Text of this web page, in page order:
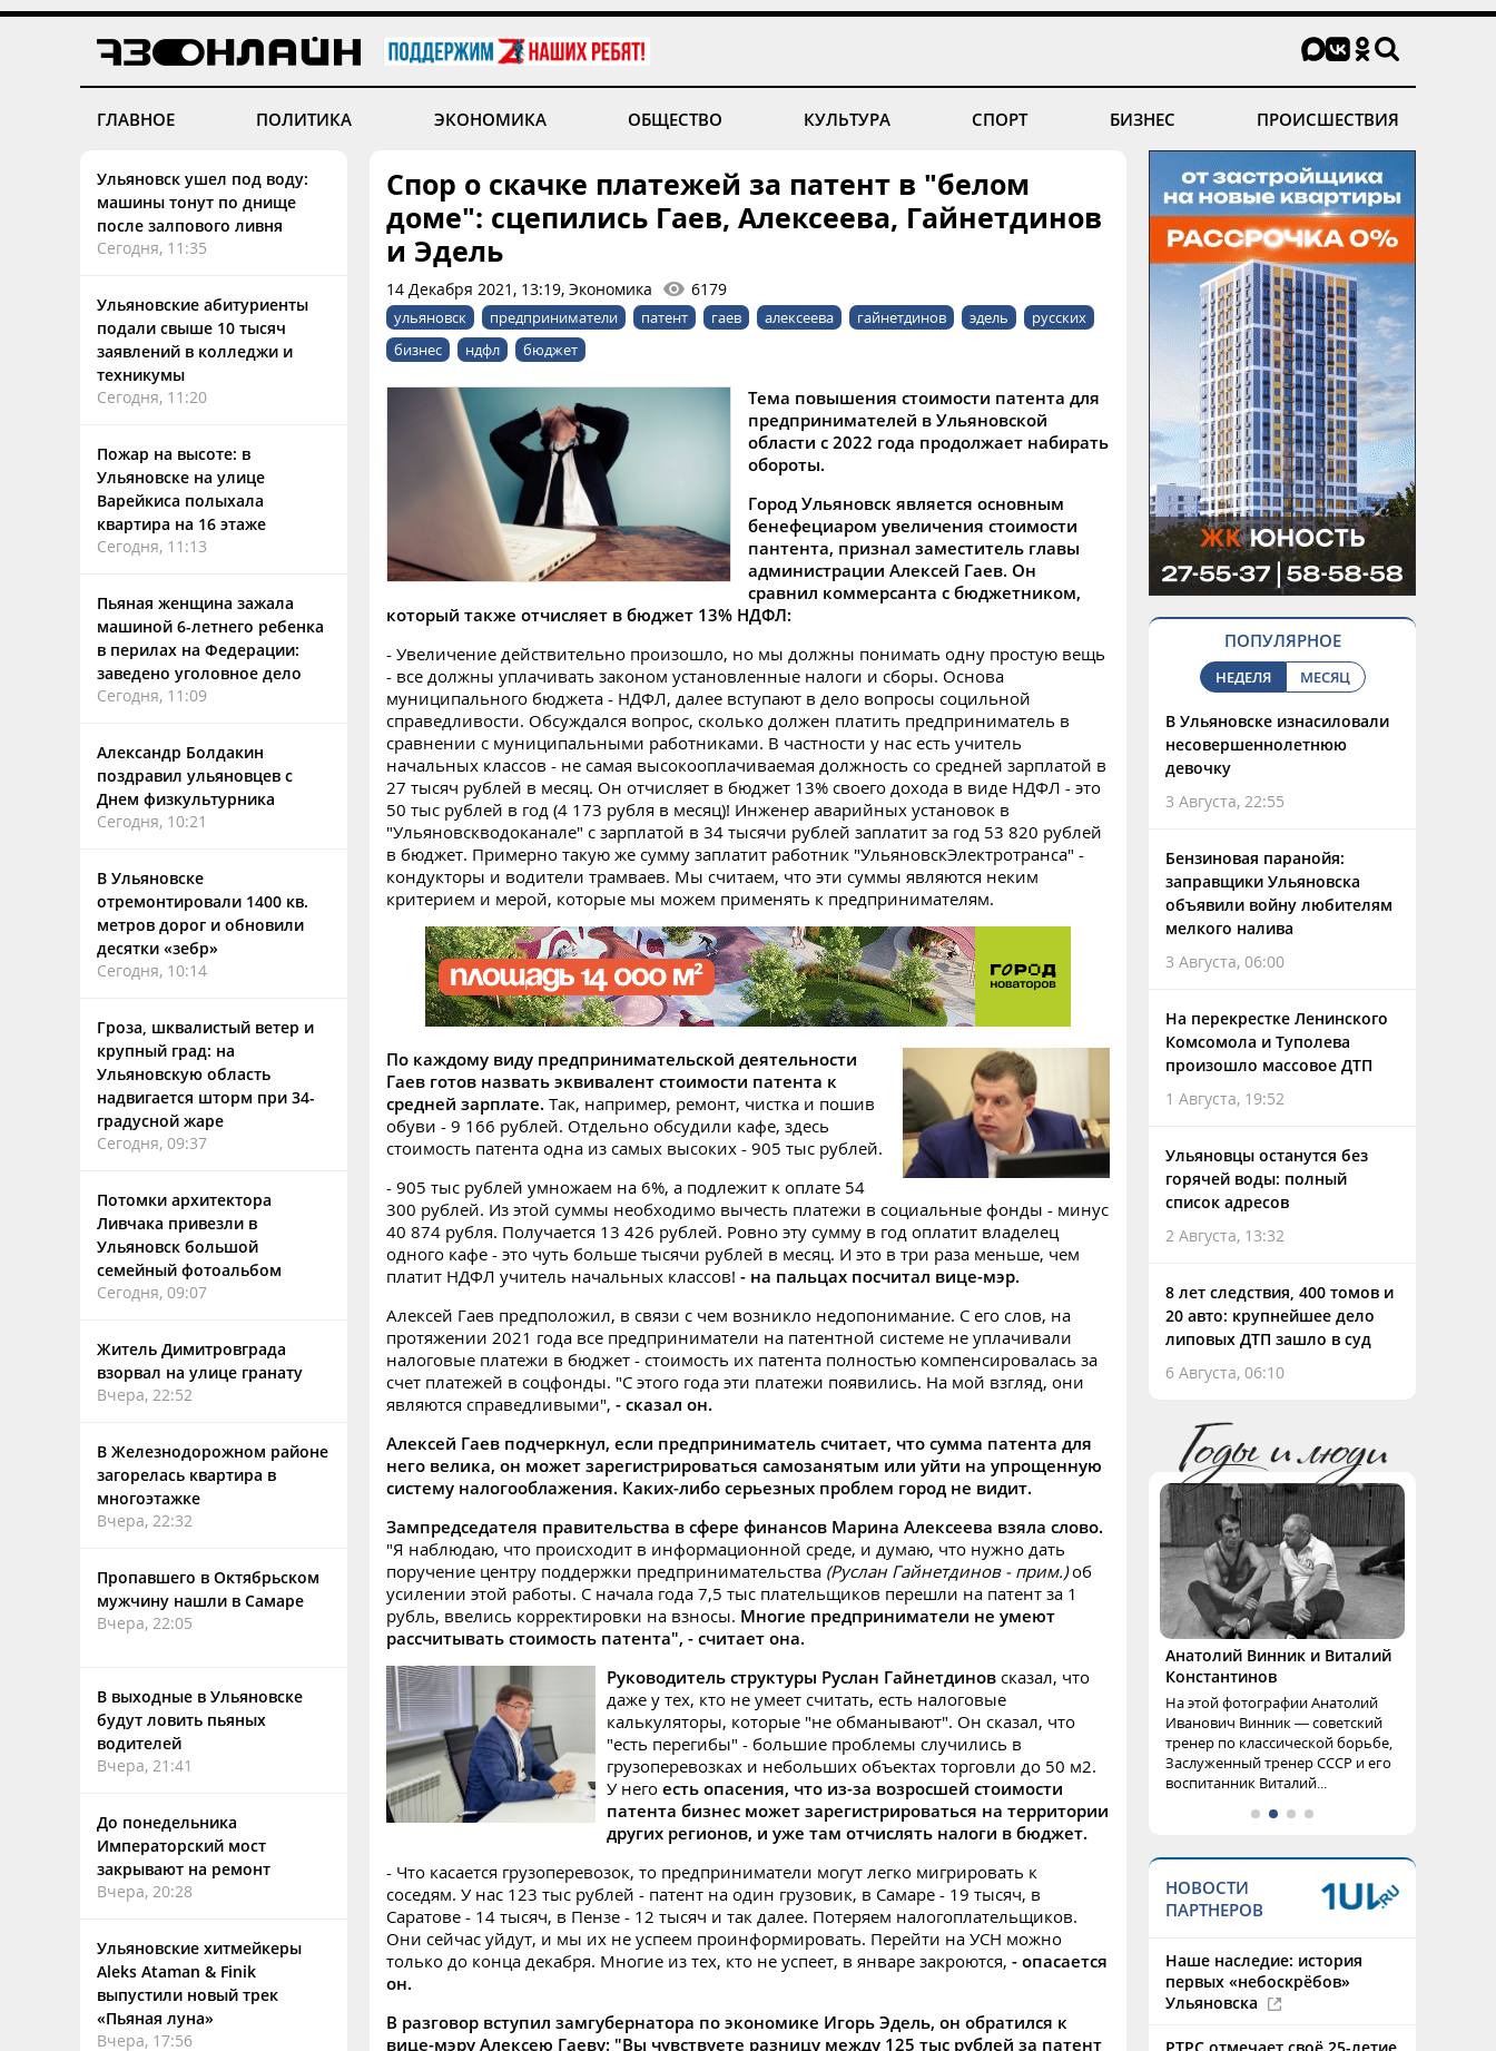
ГЛАВНОЕ ПОЛИТИКА ЭКОНОМИКА ОБЩЕСТВО КУЛЬТУРА СПОРТ БИЗНЕС ПРОИСШЕСТВИЯ
Ульяновск ушел под воду:
машины тонут по днище
после залпового ливня
Сегодня, 11:35
Ульяновские абитуриенты
подали свыше 10 тысяч
заявлений в колледжи и
техникумы
Сегодня, 11:20
Пожар на высоте: в
Ульяновске на улице
Варейкиса полыхала
квартира на 16 этаже
Сегодня, 11:13
Пьяная женщина зажала
машиной 6-летнего ребенка
в перилах на Федерации:
заведено уголовное дело
Сегодня, 11:09
Александр Болдакин
поздравил ульяновцев с
Днем физкультурника
Сегодня, 10:21
В Ульяновске
отремонтировали 1400 кв.
метров дорог и обновили
десятки «зебр»
Сегодня, 10:14
Гроза, шквалистый ветер и
крупный град: на
Ульяновскую область
надвигается шторм при 34-
градусной жаре
Сегодня, 09:37
Потомки архитектора
Ливчака привезли в
Ульяновск большой
семейный фотоальбом
Сегодня, 09:07
Житель Димитровграда
взорвал на улице гранату
Вчера, 22:52
В Железнодорожном районе
загорелась квартира в
многоэтажке
Вчера, 22:32
Пропавшего в Октябрьском
мужчину нашли в Самаре
Вчера, 22:05
В выходные в Ульяновске
будут ловить пьяных
водителей
Вчера, 21:41
До понедельника
Императорский мост
закрывают на ремонт
Вчера, 20:28
Ульяновские хитмейкеры
Aleks Ataman & Finik
выпустили новый трек
«Пьяная луна»
Вчера, 17:56
Спор о скачке платежей за патент в "белом
доме": сцепились Гаев, Алексеева, Гайнетдинов
и Эдель
14 Декабря 2021, 13:19, Экономика 6179
ульяновск предприниматели патент гаев алексеева гайнетдинов эдель
русских
бизнес
ндфл бюджет
Тема повышения стоимости патента для
предпринимателей в Ульяновской
области с 2022 года продолжает набирать
обороты.
Город Ульяновск является основным
бенефециаром увеличения стоимости
пантента, признал заместитель главы
администрации Алексей Гаев. Он
сравнил коммерсанта с бюджетником,
который также отчисляет в бюджет 13% НДФЛ:
- Увеличение действительно произошло, но мы должны понимать одну простую вещь
- все должны уплачивать законом установленные налоги и сборы. Основа
муниципального бюджета - НДФЛ, далее вступают в дело вопросы социльной
справедливости. Обсуждался вопрос, сколько должен платить предприниматель в
сравнении с муниципальными работниками. В частности у нас есть учитель
начальных классов - не самая высокооплачиваемая должность со средней зарплатой в
27 тысяч рублей в месяц. Он отчисляет в бюджет 13% своего дохода в виде НДФЛ - это
50 тыс рублей в год (4 173 рубля в месяц)! Инженер аварийных установок в
"Ульяновскводоканале" с зарплатой в 34 тысячи рублей заплатит за год 53 820 рублей
в бюджет. Примерно такую же сумму заплатит работник "УльяновскЭлектротранса" -
кондукторы и водители трамваев. Мы считаем, что эти суммы являются неким
критерием и мерой, которые мы можем применять к предпринимателям.
По каждому виду предпринимательской деятельности
Гаев готов назвать эквивалент стоимости патента к
средней зарплате. Так, например, ремонт, чистка и пошив
обуви - 9 166 рублей. Отдельно обсудили кафе, здесь
стоимость патента одна из самых высоких - 905 тыс рублей.
- 905 тыс рублей умножаем на 6%, а подлежит к оплате 54
300 рублей. Из этой суммы необходимо вычесть платежи в социальные фонды - минус
40 874 рубля. Получается 13 426 рублей. Ровно эту сумму в год оплатит владелец
одного кафе - это чуть больше тысячи рублей в месяц. И это в три раза меньше, чем
платит НДФЛ учитель начальных классов! - на пальцах посчитал вице-мэр.
Алексей Гаев предположил, в связи с чем возникло недопонимание. С его слов, на
протяжении 2021 года все предприниматели на патентной системе не уплачивали
налоговые платежи в бюджет - стоимость их патента полностью компенсировалась за
счет платежей в соцфонды. "С этого года эти платежи появились. На мой взгляд, они
являются справедливыми", - сказал он.
Алексей Гаев подчеркнул, если предприниматель считает, что сумма патента для
него велика, он может зарегистрироваться самозанятым или уйти на упрощенную
систему налогооблажения. Каких-либо серьезных проблем город не видит.
Зампредседателя правительства в сфере финансов Марина Алексеева взяла слово.
"Я наблюдаю, что происходит в информационной среде, и думаю, что нужно дать
поручение центру поддержки предпринимательства (Руслан Гайнетдинов - прим.)об
усилении этой работы. С начала года 7,5 тыс плательщиков перешли на патент за 1
рубль, ввелись корректировки на взносы. Многие предприниматели не умеют
рассчитывать стоимость патента", - считает она.
Руководитель структуры Руслан Гайнетдинов сказал, что
даже у тех, кто не умеет считать, есть налоговые
калькуляторы, которые "не обманывают". Он сказал, что
"есть перегибы" - большие проблемы случились в
грузоперевозках и небольших объектах торговли до 50 м2.
У него есть опасения, что из-за возросшей стоимости
патента бизнес может зарегистрироваться на территории
других регионов, и уже там отчислять налоги в бюджет.
- Что касается грузоперевозок, то предприниматели могут легко мигрировать к
соседям. У нас 123 тыс рублей - патент на один грузовик, в Самаре - 19 тысяч, в
Саратове - 14 тысяч, в Пензе - 12 тысяч и так далее. Потеряем налогоплательщиков.
Они сейчас уйдут, и мы их не успеем проинформировать. Перейти на УСН можно
только до конца декабря. Многие из тех, кто не успеет, в январе закроются, - опасается
он.
В разговор вступил замгубернатора по экономике Игорь Эдель, он обратился к
вице-мэру Алексею Гаеву: "Вы чувствуете разницу между 125 тыс рублей за патент
ПОПУЛЯРНОЕ
НЕДЕЛЯ МЕСЯЦ
В Ульяновске изнасиловали
несовершеннолетнюю
девочку
3 Августа, 22:55
Бензиновая паранойя:
заправщики Ульяновска
объявили войну любителям
мелкого налива
3 Августа, 06:00
На перекрестке Ленинского
Комсомола и Туполева
произошло массовое ДТП
1 Августа, 19:52
Ульяновцы останутся без
горячей воды: полный
список адресов
2 Августа, 13:32
8 лет следствия, 400 томов и
20 авто: крупнейшее дело
липовых ДТП зашло в суд
6 Августа, 06:10
Анатолий Винник и Виталий
Константинов
На этой фотографии Анатолий
Иванович Винник — советский
тренер по классической борьбе,
Заслуженный тренер СССР и его
воспитанник Виталий...
НОВОСТИ
ПАРТНЕРОВ
Наше наследие: история
первых «небоскрёбов»
Ульяновска